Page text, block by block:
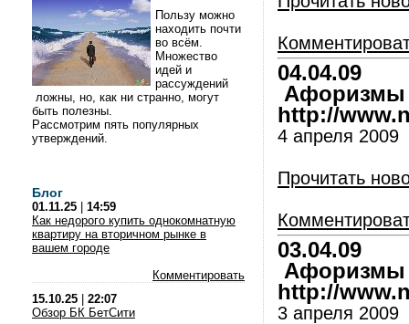
Пользу можно
находить почти
во всём.
Множество
идей и
рассуждений
ложны, но, как ни странно, могут
быть полезны.
Рассмотрим пять популярных
утверждений.
Блог
01.11.25
14:59
Как недорого купить однокомнатную
квартиру на вторичном рынке в
вашем городе
Комментировать
15.10.25
22:07
Обзор БК БетСити
04.04.09
Афоризмы
http://
4 апреля 2009
Прочитать
03.04.09
Афоризмы
http://
3 апреля 2009